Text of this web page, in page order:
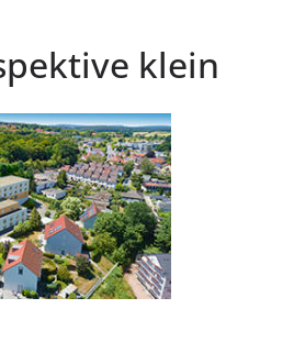
klein